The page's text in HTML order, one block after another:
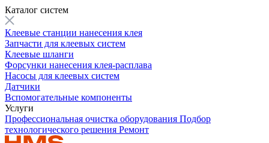
Каталог систем
Клеевые станции нанесения клея
Запчасти для клеевых систем
Клеевые шланги
Форсунки нанесения клея-расплава
Насосы для клеевых систем
Датчики
Вспомогательные компоненты
Услуги
Профессиональная очистка оборудования Подбор
технологического решения Ремонт